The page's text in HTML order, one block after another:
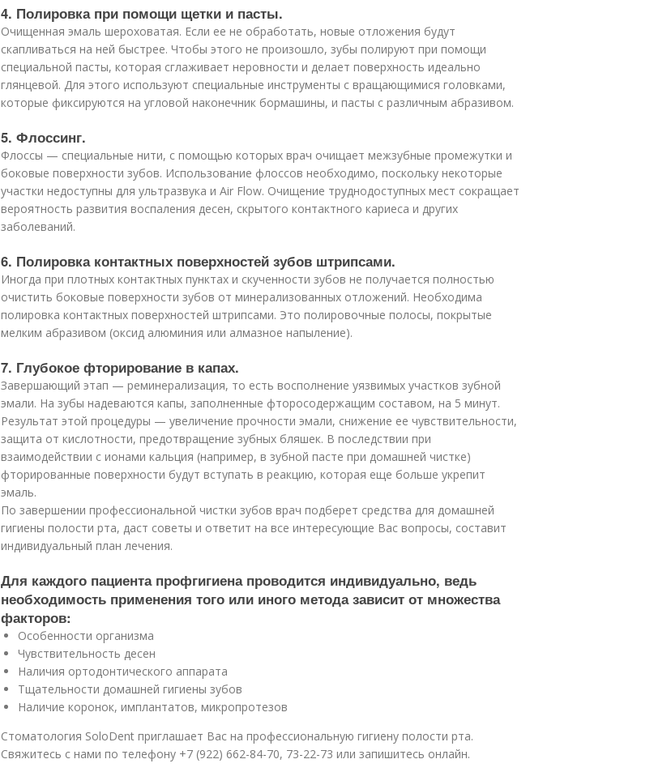
4. Полировка при помощи щетки и пасты.
Очищенная эмаль шероховатая. Если ее не обработать, новые отложения будут
скапливаться на ней быстрее. Чтобы этого не произошло, зубы полируют при помощи
специальной пасты, которая сглаживает неровности и делает поверхность идеально
глянцевой. Для этого используют специальные инструменты с вращающимися головками,
которые фиксируются на угловой наконечник бормашины, и пасты с различным абразивом.
5. Флоссинг.
Флоссы — специальные нити, с помощью которых врач очищает межзубные промежутки и
боковые поверхности зубов. Использование флоссов необходимо, поскольку некоторые
участки недоступны для ультразвука и Air Flow. Очищение труднодоступных мест сокращает
вероятность развития воспаления десен, скрытого контактного кариеса и других
заболеваний.
6. Полировка контактных поверхностей зубов штрипсами.
Иногда при плотных контактных пунктах и скученности зубов не получается полностью
очистить боковые поверхности зубов от минерализованных отложений. Необходима
полировка контактных поверхностей штрипсами. Это полировочные полосы, покрытые
мелким абразивом (оксид алюминия или алмазное напыление).
7. Глубокое фторирование в капах.
Завершающий этап — реминерализация, то есть восполнение уязвимых участков зубной
эмали. На зубы надеваются капы, заполненные фторосодержащим составом, на 5 минут.
Результат этой процедуры — увеличение прочности эмали, снижение ее чувствительности,
защита от кислотности, предотвращение зубных бляшек. В последствии при
взаимодействии с ионами кальция (например, в зубной пасте при домашней чистке)
фторированные поверхности будут вступать в реакцию, которая еще больше укрепит
эмаль.
По завершении профессиональной чистки зубов врач подберет средства для домашней
гигиены полости рта, даст советы и ответит на все интересующие Вас вопросы, составит
индивидуальный план лечения.
Для каждого пациента профгигиена проводится индивидуально, ведь
необходимость применения того или иного метода зависит от множества
факторов:
Особенности организма
Чувствительность десен
Наличия ортодонтического аппарата
Тщательности домашней гигиены зубов
Наличие коронок, имплантатов, микропротезов
Стоматология SoloDent приглашает Вас на профессиональную гигиену полости рта.
Свяжитесь с нами по телефону +7 (922) 662-84-70, 73-22-73 или запишитесь онлайн.